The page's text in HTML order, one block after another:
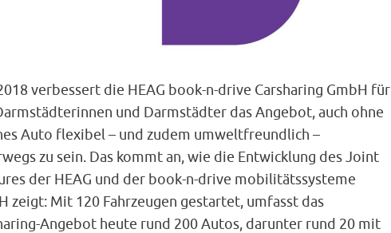
verbessert die HEAG book-n-drive Carsharing GmbH für
und Darmstädter das Angebot, auch ohne
Auto flexibel – und zudem umweltfreundlich –
zu sein. Das kommt an, wie die Entwicklung des Joint
der HEAG und der book-n-drive mobilitätssysteme
zeigt: Mit 120 Fahrzeugen gestartet, umfasst das
Angebot heute rund 200 Autos, darunter rund 20 mit